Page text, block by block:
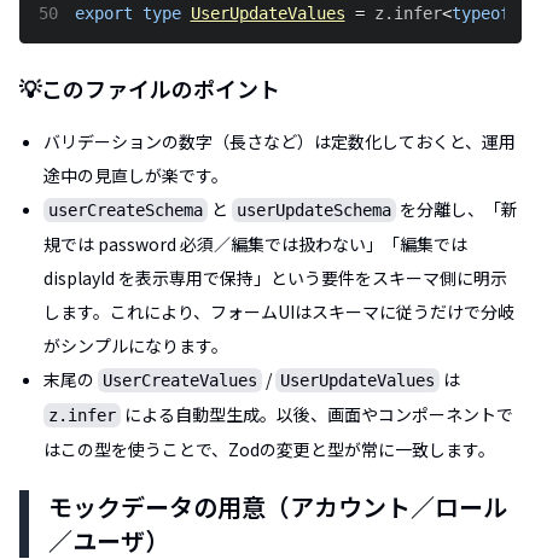
50
export type UserUpdateValues = z . infer<typeof
💡このファイルのポイント
バリデーションの数字（長さなど）は定数化しておくと、運用
途中の見直しが楽です。
userCreateSchema と userUpdateSchema を分離し、「新
規では password 必須／編集では扱わない」「編集では
displayId を表示専用で保持」という要件をスキーマ側に明示
します。これにより、フォームUIはスキーマに従うだけで分岐
がシンプルになります。
末尾の UserCreateValues / UserUpdateValues は
z.infer による自動型生成。以後、画面やコンポーネントで
はこの型を使うことで、Zodの変更と型が常に一致します。
モックデータの用意（アカウント／ロール
／ユーザ）